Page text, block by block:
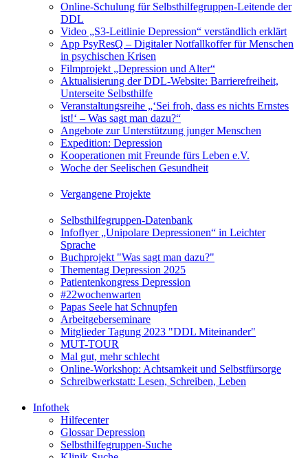
Online-Schulung für Selbsthilfegruppen-Leitende der
DDL
Video „S3-Leitlinie Depression“ verständlich erklärt
App PsyResQ – Digitaler Notfallkoffer für Menschen
in psychischen Krisen
Filmprojekt „Depression und Alter“
Aktualisierung der DDL-Website: Barrierefreiheit,
Unterseite Selbsthilfe
Veranstaltungsreihe „‘Sei froh, dass es nichts Ernstes
ist!‘ – Was sagt man dazu?“
Angebote zur Unterstützung junger Menschen
Expedition: Depression
Kooperationen mit Freunde fürs Leben e.V.
Woche der Seelischen Gesundheit
Vergangene Projekte
Selbsthilfegruppen-Datenbank
Infoflyer „Unipolare Depressionen“ in Leichter
Sprache
Buchprojekt "Was sagt man dazu?"
Thementag Depression 2025
Patientenkongress Depression
#22wochenwarten
Papas Seele hat Schnupfen
Arbeitgeberseminare
Mitglieder Tagung 2023 "DDL Miteinander"
MUT-TOUR
Mal gut, mehr schlecht
Online-Workshop: Achtsamkeit und Selbstfürsorge
Schreibwerkstatt: Lesen, Schreiben, Leben
Infothek
Hilfecenter
Glossar Depression
Selbsthilfegruppen-Suche